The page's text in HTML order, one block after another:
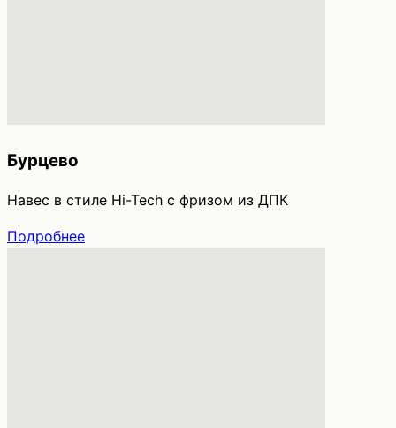
Бурцево
Навес в стиле Hi-Tech с фризом из ДПК
Подробнее